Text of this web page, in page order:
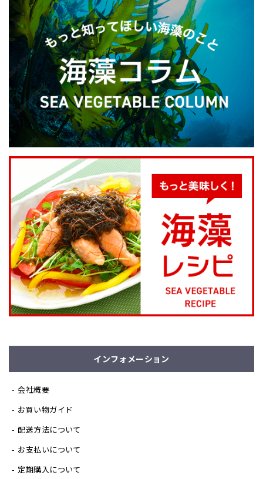
インフォメーション
会社概要
お買い物ガイド
配送方法について
お支払いについて
定期購入について